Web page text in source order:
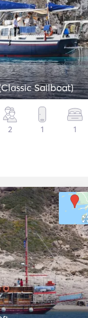
Sailboat)
2 1 1